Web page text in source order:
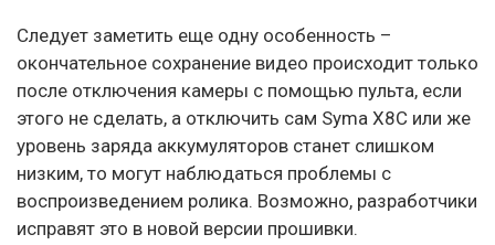
Следует заметить еще одну особенность –
окончательное сохранение видео происходит только
после отключения камеры с помощью пульта, если
этого не сделать, а отключить сам Syma X8C или же
уровень заряда аккумуляторов станет слишком
низким, то могут наблюдаться проблемы с
воспроизведением ролика. Возможно, разработчики
исправят это в новой версии прошивки.